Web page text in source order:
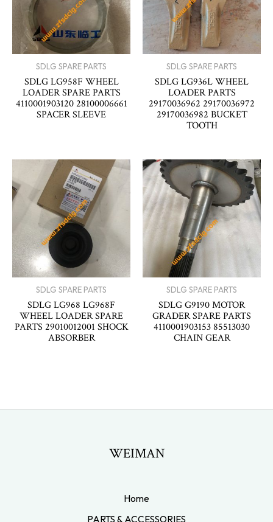
SDLG SPARE PARTS
SDLG LG958F WHEEL
LOADER SPARE PARTS
4110001903120 28100006661
SPACER SLEEVE
SDLG SPARE PARTS
SDLG LG936L WHEEL
LOADER PARTS
29170036962 29170036972
29170036982 BUCKET
TOOTH
SDLG SPARE PARTS
SDLG LG968 LG968F
WHEEL LOADER SPARE
PARTS 29010012001 SHOCK
ABSORBER
SDLG SPARE PARTS
SDLG G9190 MOTOR
GRADER SPARE PARTS
4110001903153 85513030
CHAIN GEAR
WEIMAN
Home
PARTS & ACCESSORIES